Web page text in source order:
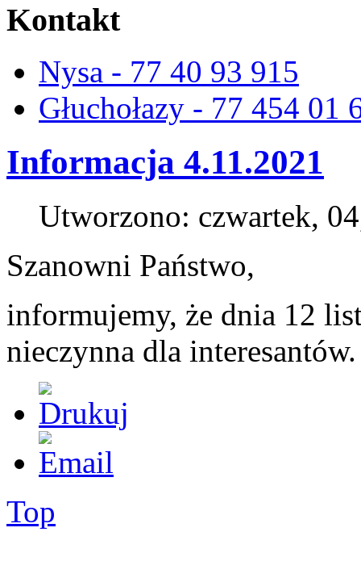
Kontakt
Nysa - 77 40 93 915
Głuchołazy - 77 454 01
Informacja 4.11.2021
Utworzono: czwartek,
Szanowni Państwo,
informujemy, że dnia 12
nieczynna dla interesantów.
Top